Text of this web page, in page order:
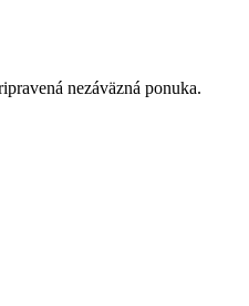
nezáväzná ponuka.